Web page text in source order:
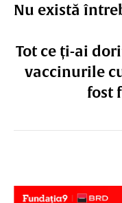
Nu există
Tot ce ți-ai
vaccinurile
fost